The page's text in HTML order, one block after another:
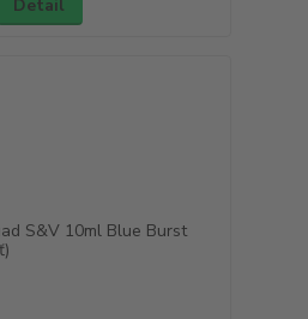
Detail